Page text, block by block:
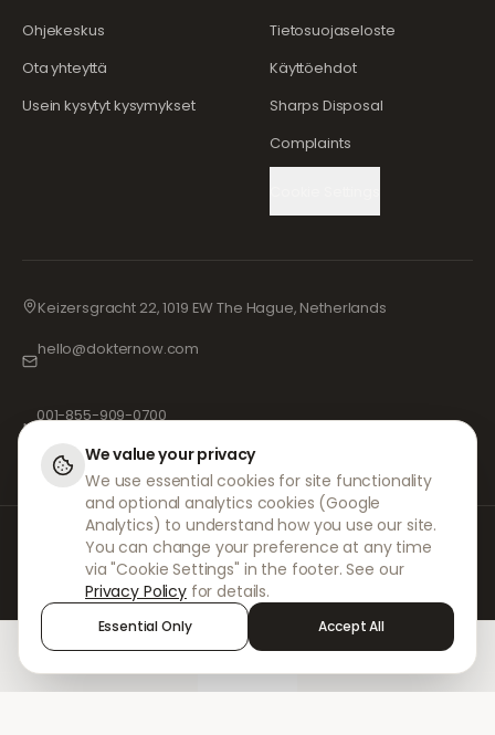
Ohjekeskus
Ota yhteyttä
Usein kysytyt kysymykset
Tietosuojaseloste
Käyttöehdot
Sharps Disposal
Complaints
Keizersgracht 22, 1019 EW The Hague, Netherlands
hello@dokternow.com
📞
001-855-909-0700
DokterNow tekee yhteistyötä rekisteröityjen lääkäreiden, apteekkien ja
kokeneiden lääketieteen ammattilaisten kanssa varmistaakseen, että
reseptisi käsitellään turvallisesti ja äärimmäisellä huolellisuudella.
Rekisteröidyt riippumattomat reseptinkirjoittajamme vastaavat kaikista
konsultaatioista ja lääkemääräyksistä. Kumppaniapteekkimme
huolehtivat lääkkeiden toimittamisesta ja postituksesta.
We value your privacy
We use essential cookies for site functionality
and optional analytics cookies (Google
Analytics) to understand how you use our site.
You can change your preference at any time
via "Cookie Settings" in the footer. See our
Privacy Policy for details.
Essential Only Accept All
Sign in